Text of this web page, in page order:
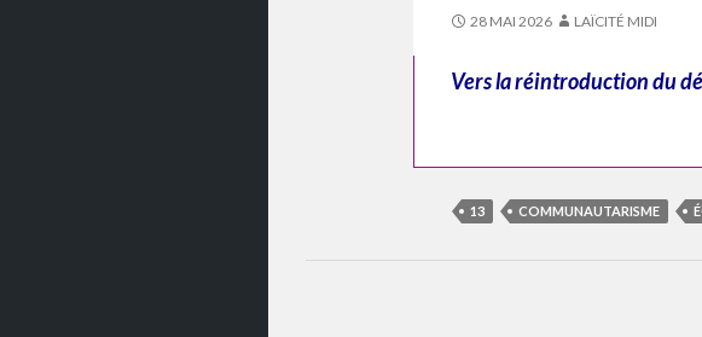
28 MAI 2026 LAÏCITÉ MIDI
Vers la réintroduction du
13 COMMUNAUTARISME